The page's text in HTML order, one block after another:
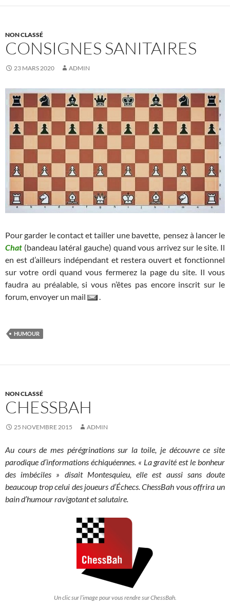
NON CLASSÉ
CONSIGNES SANITAIRES
23 MARS 2020 ADMIN
Pour garder le contact et tailler une bavette, pensez à lancer le
Chat (bandeau latéral gauche) quand vous arrivez sur le site. Il
en est d’ailleurs indépendant et restera ouvert et fonctionnel
sur votre ordi quand vous fermerez la page du site. Il vous
faudra au préalable, si vous n’êtes pas encore inscrit sur le
forum, envoyer un mail
HUMOUR
NON CLASSÉ
CHESSBAH
25 NOVEMBRE 2015 ADMIN
Au cours de mes pérégrinations sur la toile, je découvre ce site
parodique d’informations échiquéennes. « La gravité est le bonheur
des imbéciles » disait Montesquieu, elle est aussi sans doute
beaucoup trop celui des joueurs d’Échecs. ChessBah vous offrira un
bain d’humour ravigotant et salutaire.
Un clic sur l’image pour vous rendre sur ChessBah.